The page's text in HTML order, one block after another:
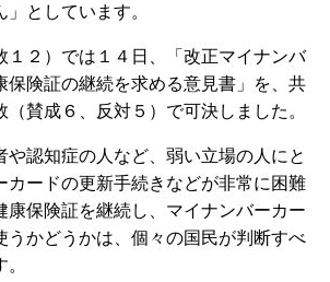
としています。
２）では１４日、「改正マイナンバ
保険証の継続を求める意見書」を、共
賛成６、反対５）で可決しました。
認知症の人など、弱い立場の人にと
カードの更新手続きなどが非常に困難
康保険証を継続し、マイナンバーカー
うかどうかは、個々の国民が判断すべ